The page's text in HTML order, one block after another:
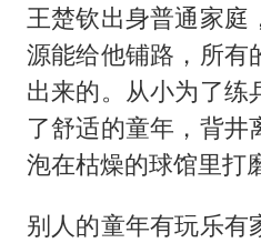
王楚钦出身普通家庭
源能给他铺路，所有
出来的。从小为了练
了舒适的童年，背井
泡在枯燥的球馆里打
别人的童年有玩乐有